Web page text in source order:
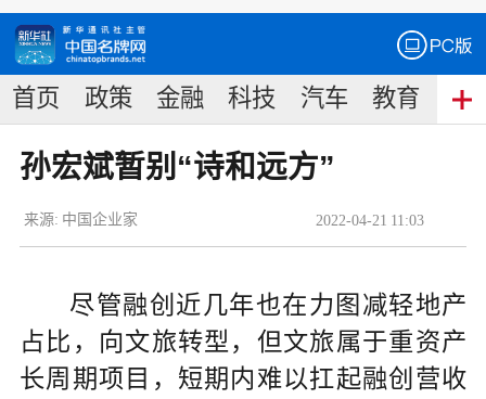
首页 政策 金融 科技 汽车 教育 食
孙宏斌暂别“诗和远方”
2022-04-21 11:03
来源: 中国企业家
尽管融创近几年也在力图减轻地产
占比，向文旅转型，但文旅属于重资产
长周期项目，短期内难以扛起融创营收